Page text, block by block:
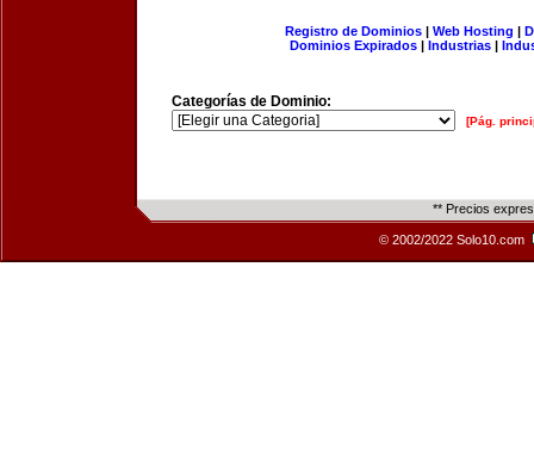
Registro de Dominios| Web Hosting |
Dominios Expirados | Industrias |
Categorías de Dominio:
[Pág.
** Precios
© 2002/2022 Solo10.com